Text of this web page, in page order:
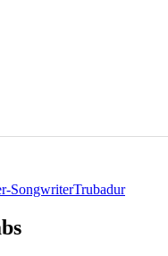
SongwriterTrubadur